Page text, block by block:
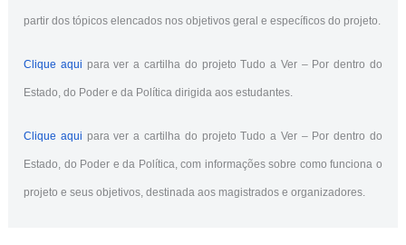
partir dos tópicos elencados nos objetivos geral e específicos do projeto.
Clique aqui para ver a cartilha do projeto Tudo a Ver – Por dentro do
Estado, do Poder e da Política dirigida aos estudantes.
Clique aqui para ver a cartilha do projeto Tudo a Ver – Por dentro do
Estado, do Poder e da Política, com informações sobre como funciona o
projeto e seus objetivos, destinada aos magistrados e organizadores.